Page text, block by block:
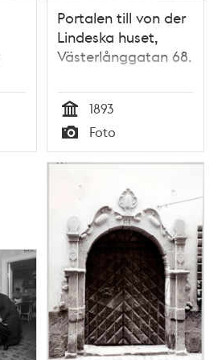
Portalen till von der
Lindeska huset,
Västerlånggatan 68.
Tid
1893
Typ
Foto